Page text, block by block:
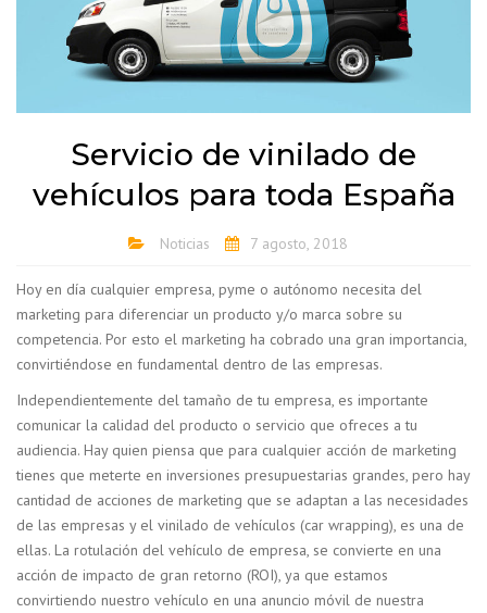
Servicio de vinilado de
vehículos para toda España
Noticias 7 agosto, 2018
Hoy en día cualquier empresa, pyme o autónomo necesita del
marketing para diferenciar un producto y/o marca sobre su
competencia. Por esto el marketing ha cobrado una gran importancia,
convirtiéndose en fundamental dentro de las empresas.
Independientemente del tamaño de tu empresa, es importante
comunicar la calidad del producto o servicio que ofreces a tu
audiencia. Hay quien piensa que para cualquier acción de marketing
tienes que meterte en inversiones presupuestarias grandes, pero hay
cantidad de acciones de marketing que se adaptan a las necesidades
de las empresas y el vinilado de vehículos (car wrapping), es una de
ellas. La rotulación del vehículo de empresa, se convierte en una
acción de impacto de gran retorno (ROI), ya que estamos
convirtiendo nuestro vehículo en una anuncio móvil de nuestra